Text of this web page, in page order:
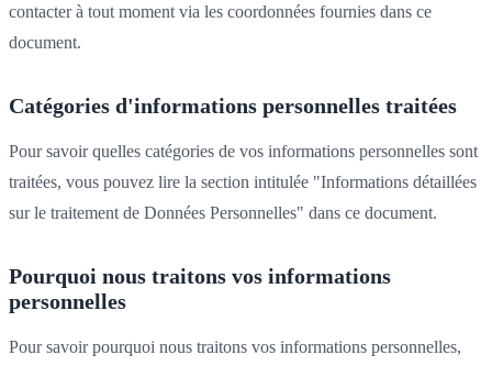
contacter à tout moment via les coordonnées fournies dans ce
document.
Catégories d'informations personnelles traitées
Pour savoir quelles catégories de vos informations personnelles sont
traitées, vous pouvez lire la section intitulée "Informations détaillées
sur le traitement de Données Personnelles" dans ce document.
Pourquoi nous traitons vos informations
personnelles
Pour savoir pourquoi nous traitons vos informations personnelles,